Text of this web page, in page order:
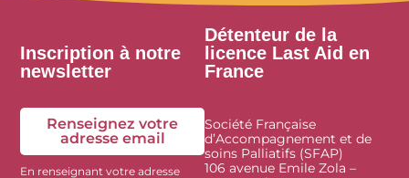
Inscription à notre
newsletter
Renseignez votre
adresse email
En renseignant votre adresse
Détenteur de la
licence Last Aid en
France
Société Française
d’Accompagnement et de
soins Palliatifs (SFAP)
106 avenue Emile Zola –